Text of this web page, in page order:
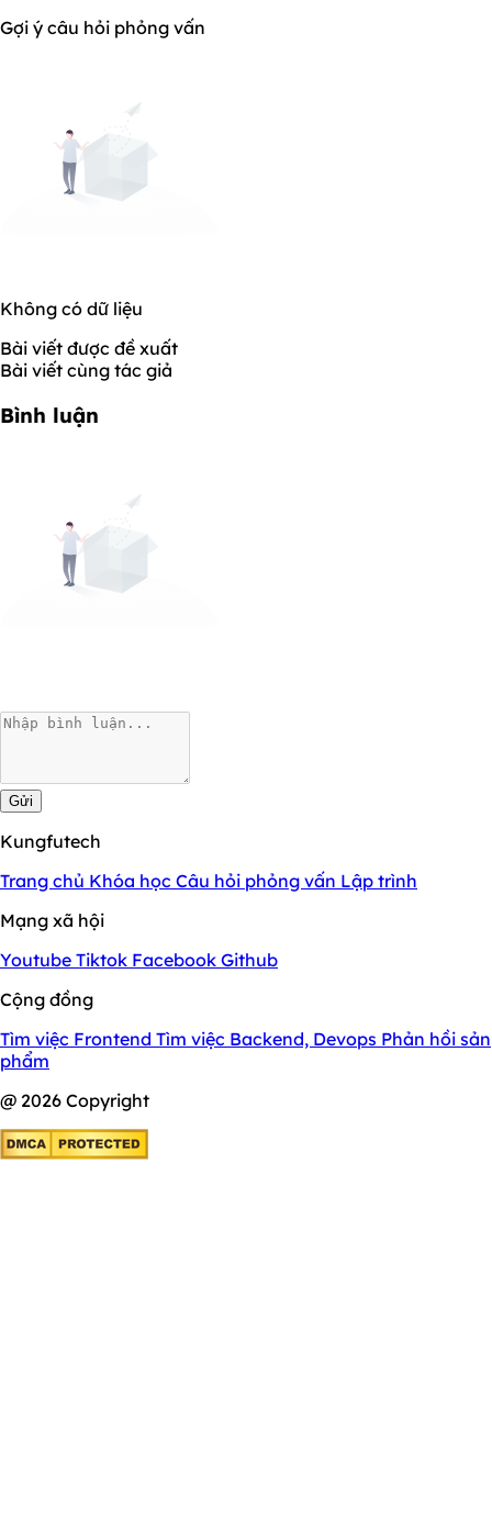
Gợi ý câu hỏi phỏng vấn
Không có dữ liệu
Bài viết được đề xuất
Bài viết cùng tác giả
Bình luận
Gửi
Kungfutech
Trang chủ Khóa học Câu hỏi phỏng vấn Lập trình
Mạng xã hội
Youtube Tiktok Facebook Github
Cộng đồng
Tìm việc Frontend Tìm việc Backend, Devops Phản hồi sản
phẩm
@ 2026 Copyright